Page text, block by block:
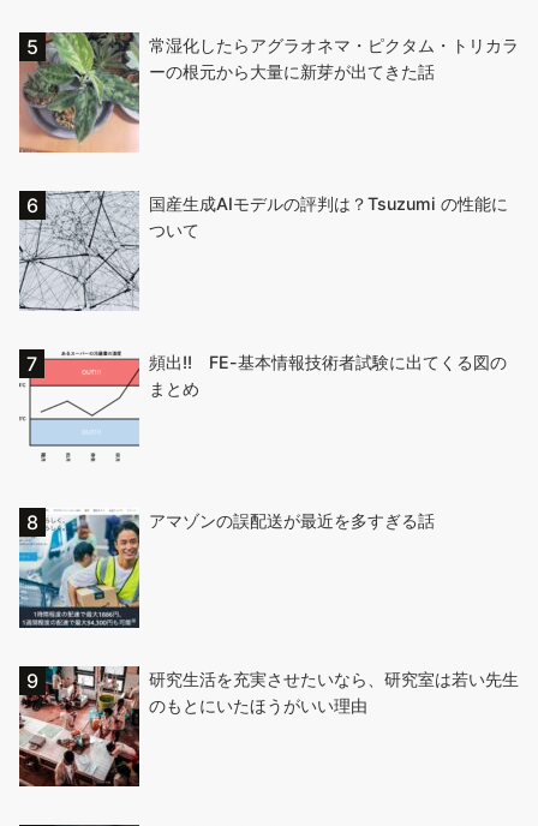
常湿化したらアグラオネマ・ピクタム・トリカラ
ーの根元から大量に新芽が出てきた話
国産生成AIモデルの評判は？Tsuzumi の性能に
ついて
頻出!! FE-基本情報技術者試験に出てくる図の
まとめ
アマゾンの誤配送が最近を多すぎる話
研究生活を充実させたいなら、研究室は若い先生
のもとにいたほうがいい理由